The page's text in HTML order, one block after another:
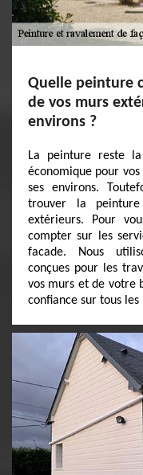
Quelle peinture
de vos murs
environs ?
La peinture reste
économique pour
ses environs.
trouver la
extérieurs. Pour
compter sur les
facade. Nous
conçues pour les
vos murs et de votre
confiance sur tous les